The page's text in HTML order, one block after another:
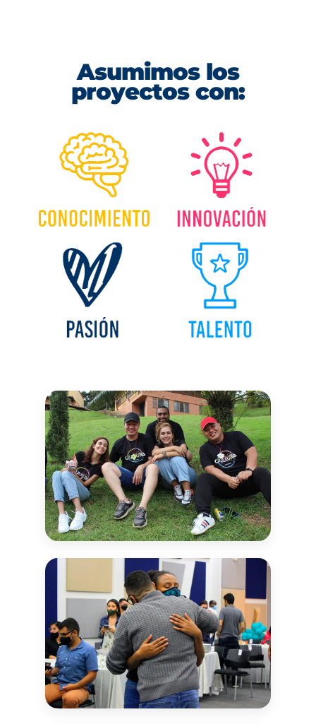
Asumimos los
proyectos con: